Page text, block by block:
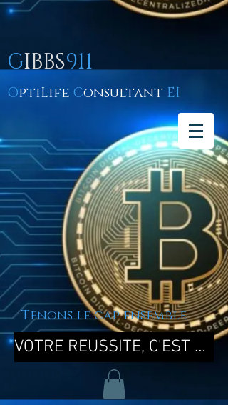
GIBBS911
OptiLife Consultant EI
Tenons le cap ensemble
VOTRE REUSSITE, C'EST MA REUSSITE !